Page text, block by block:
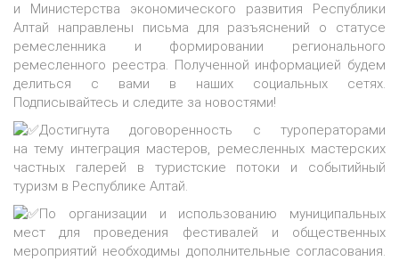
и Министерства экономического развития Республики
Алтай направлены письма для разъяснений о статусе
ремесленника и формировании регионального
ремесленного реестра. Полученной информацией будем
делиться с вами в наших социальных сетях.
Подписывайтесь и следите за новостями!
Достигнута договоренность с туроператорами
на тему интеграция мастеров, ремесленных мастерских
частных галерей в туристские потоки и событийный
туризм в Республике Алтай.
По организации и использованию муниципальных
мест для проведения фестивалей и общественных
мероприятий необходимы дополнительные согласования.